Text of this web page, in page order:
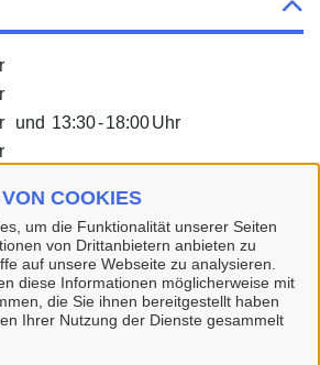
COOKIES
um die Funktionalität unserer Seiten
von Drittanbietern anbieten zu
auf unsere Webseite zu analysieren.
diese Informationen möglicherweise mit
die Sie ihnen bereitgestellt haben
Ihrer Nutzung der Dienste gesammelt
und 13:30-18:00Uhr
Einrichtungen